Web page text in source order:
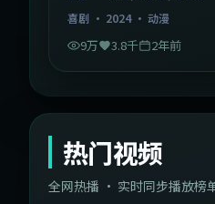
喜剧 · 2024· 动漫
9万 3.8千 2年前
热门视频
全网热播 · 实时同步播放榜
韩国